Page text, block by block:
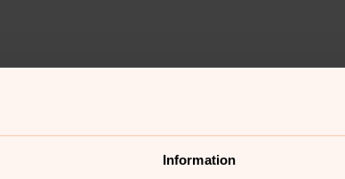
Information
kl. 10.00.
Alpner.